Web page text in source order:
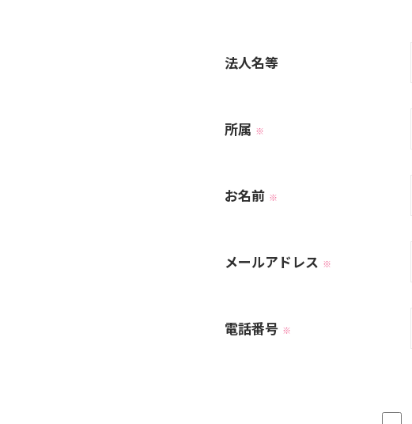
法人名等
所属 ※
お名前 ※
メールアドレス ※
電話番号 ※